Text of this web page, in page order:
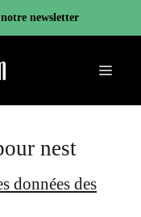
newsletter
Menu
nest
données des